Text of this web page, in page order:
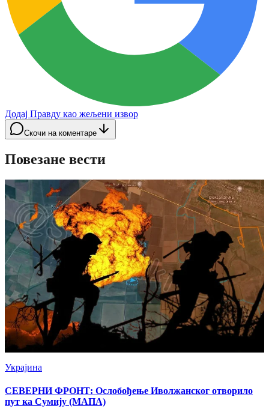
Додај Правду као жељени извор
Скочи на коментаре
Повезане вести
Украјина
СЕВЕРНИ ФРОНТ: Ослобођење Иволжанског отворило
пут ка Сумију (МАПА)